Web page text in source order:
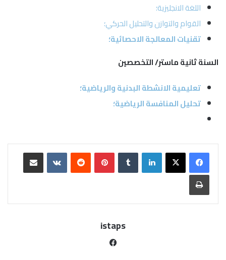
اللغة الانجليزية؛
القوام والتوازن والتحليل الحركي؛
تقنيات المعالجة الاحصائية؛
السنة ثانية ماستر/ التخصصين
تعليمية الانشطة البدنية والرياضية؛
تحليل المنافسة الرياضية؛
istaps